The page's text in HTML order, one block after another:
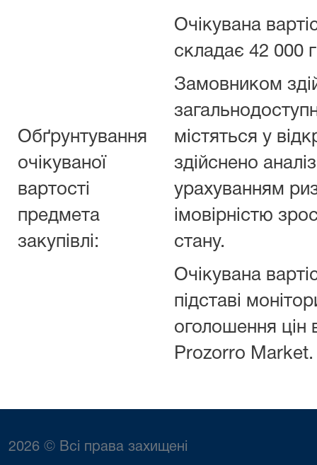
Обґрунтування
очікуваної
вартості
предмета
закупівлі:
Очікувана
складає 42 000
Замовником
містяться у
здійснено
урахуванням
імовірністю
стану.
Очікувана
підставі
оголошення цін
Prozorro Market.
2026 © Всі права захищені